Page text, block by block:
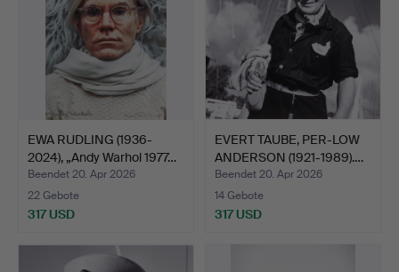
EWA RUDLING (1936-
2024), „Andy Warhol 1977…
Beendet 20. Apr 2026
22 Gebote
317 USD
EVERT TAUBE, PER-LOW
ANDERSON (1921-1989).…
Beendet 20. Apr 2026
14 Gebote
317 USD